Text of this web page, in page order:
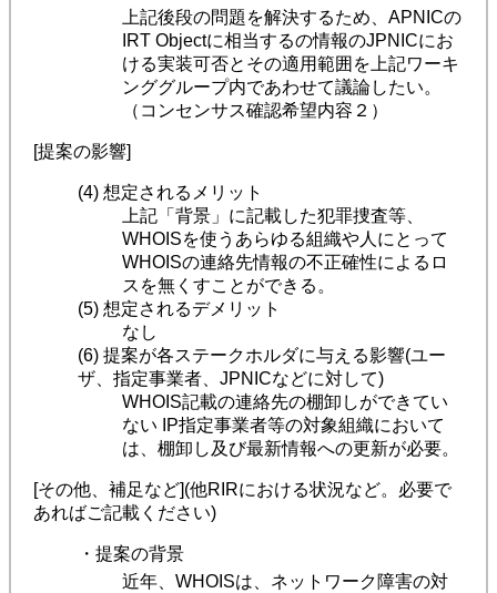
上記後段の問題を解決するため、APNICの
IRT Objectに相当するの情報のJPNICにお
ける実装可否とその適用範囲を上記ワーキ
ンググループ内であわせて議論したい。
（コンセンサス確認希望内容２）
[提案の影響]
(4) 想定されるメリット
上記「背景」に記載した犯罪捜査等、
WHOISを使うあらゆる組織や人にとって
WHOISの連絡先情報の不正確性によるロ
スを無くすことができる。
(5) 想定されるデメリット
なし
(6) 提案が各ステークホルダに与える影響(ユー
ザ、指定事業者、JPNICなどに対して)
WHOIS記載の連絡先の棚卸しができてい
ない IP指定事業者等の対象組織において
は、棚卸し及び最新情報への更新が必要。
[その他、補足など](他RIRにおける状況など。必要で
あればご記載ください)
・提案の背景
近年、WHOISは、ネットワーク障害の対